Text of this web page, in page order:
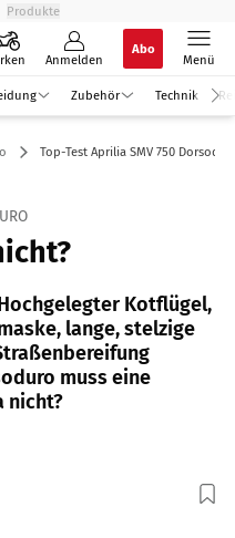
Produkte
Anmelden
Abo
Menü
Zubehör Technik
Top-Test Aprilia SMV 750
Kotflügel,
lange, stelzige

muss eine
nicht?